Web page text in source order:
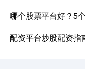
哪个股票平台好？5
配资平台炒股配资指